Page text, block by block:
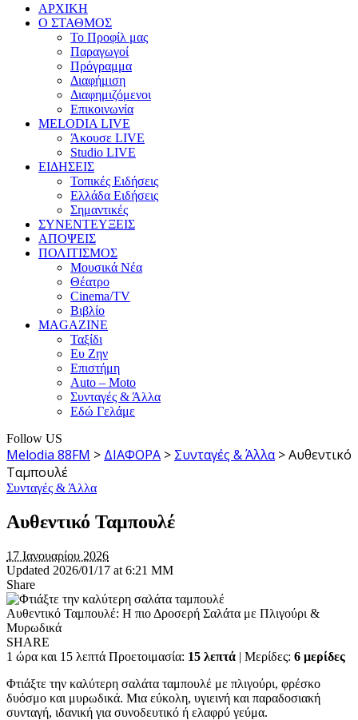
ΑΡΧΙΚΗ
Ο ΣΤΑΘΜΟΣ
Το Προφίλ μας
Παραγωγοί
Πρόγραμμα
Διαφήμιση
Διαφημιζόμενοι
Επικοινωνία
MELODIA LIVE
Άκουσε LIVE
Studio LIVE
ΕΙΔΗΣΕΙΣ
Τοπικές Ειδήσεις
Ελλάδα Ειδήσεις
Σημαντικές
ΣΥΝΕΝΤΕΥΞΕΙΣ
ΑΠΟΨΕΙΣ
ΠΟΛΙΤΙΣΜΟΣ
Μουσικά Νέα
Θέατρο
Cinema/TV
Βιβλίο
MAGAZINE
Ταξίδι
Ευ Ζην
Επιστήμη
Auto – Moto
Συνταγές & Άλλα
Εδώ Γελάμε
Follow US
Melodia 88FM > ΔΙΑΦΟΡΑ > Συνταγές & Άλλα>Αυθεντικό
Ταμπουλέ
Συνταγές & Άλλα
Αυθεντικό Ταμπουλέ
17 Ιανουαρίου 2026
Updated 2026/01/17 at 6:21 ΜΜ
Share
Αυθεντικό Ταμπουλέ: Η πιο Δροσερή Σαλάτα με Πλιγούρι &
Μυρωδικά
SHARE
1 ώρα και 15 λεπτά Προετοιμασία: 15 λεπτά | Μερίδες: 6 μερίδες
Φτιάξτε την καλύτερη σαλάτα ταμπουλέ με πλιγούρι, φρέσκο
δυόσμο και μυρωδικά. Μια εύκολη, υγιεινή και παραδοσιακή
συνταγή, ιδανική για συνοδευτικό ή ελαφρύ γεύμα.